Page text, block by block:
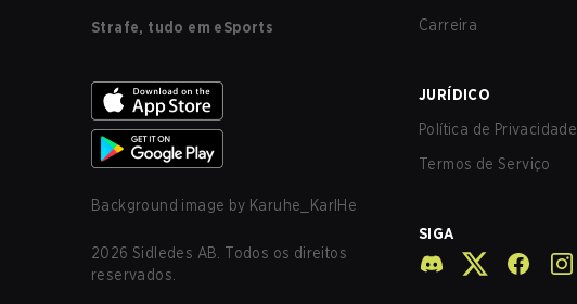
Strafe, tudo em eSports
Background image by Karuhe_KarlHe
2026 Sidledes AB. Todos os direitos
reservados.
Carreira
JURÍDICO
Política de Privacidade
Termos de Serviço
SIGA